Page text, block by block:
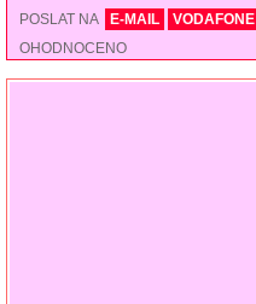
POSLAT NA E-MAIL VODAFONE
OHODNOCENO